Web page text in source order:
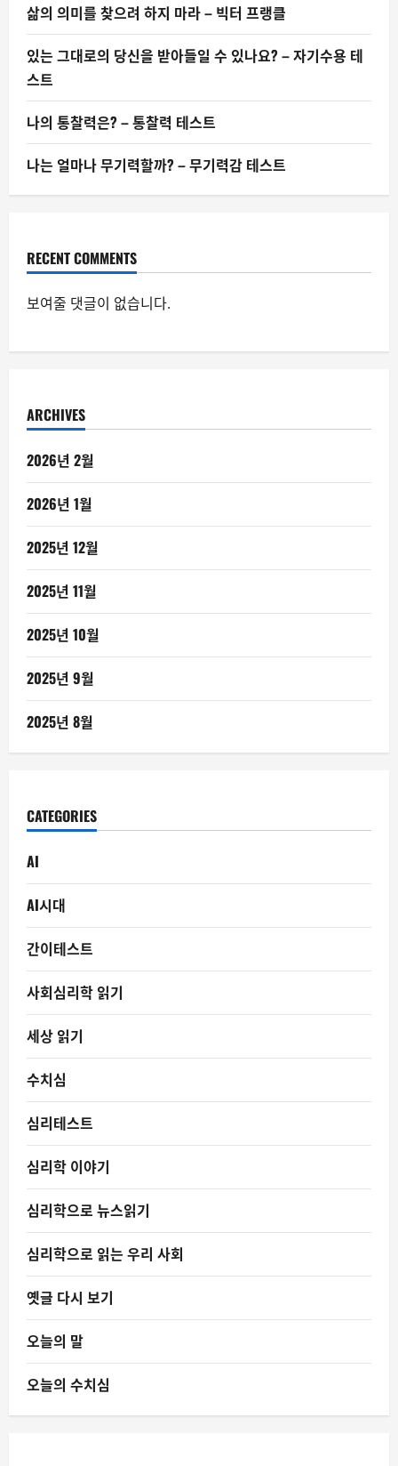
삶의 의미를 찾으려 하지 마라 – 빅터 프랭클
있는 그대로의 당신을 받아들일 수 있나요? – 자기수용 테
스트
나의 통찰력은? – 통찰력 테스트
나는 얼마나 무기력할까? – 무기력감 테스트
RECENT COMMENTS
보여줄 댓글이 없습니다.
ARCHIVES
2026년 2월
2026년 1월
2025년 12월
2025년 11월
2025년 10월
2025년 9월
2025년 8월
CATEGORIES
AI
AI시대
간이테스트
사회심리학 읽기
세상 읽기
수치심
심리테스트
심리학 이야기
심리학으로 뉴스읽기
심리학으로 읽는 우리 사회
옛글 다시 보기
오늘의 말
오늘의 수치심